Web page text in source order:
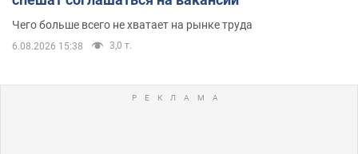
Чего больше всего не хватает на рынке труда
6.08.2026 15:38 3,0 т.